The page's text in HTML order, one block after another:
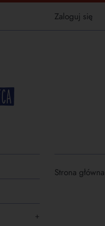
Zaloguj się
+
Strona główna